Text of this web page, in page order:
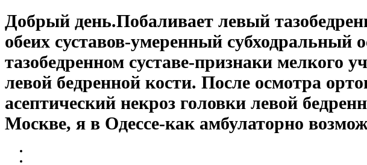
Добрый день.Побаливает левый
обеих суставов-умеренный субходральный
тазобедренном суставе-признаки мелкого
левой бедренной кости. После осмотра
асептический некроз головки левой
Москве, я в Одессе-как амбулаторно